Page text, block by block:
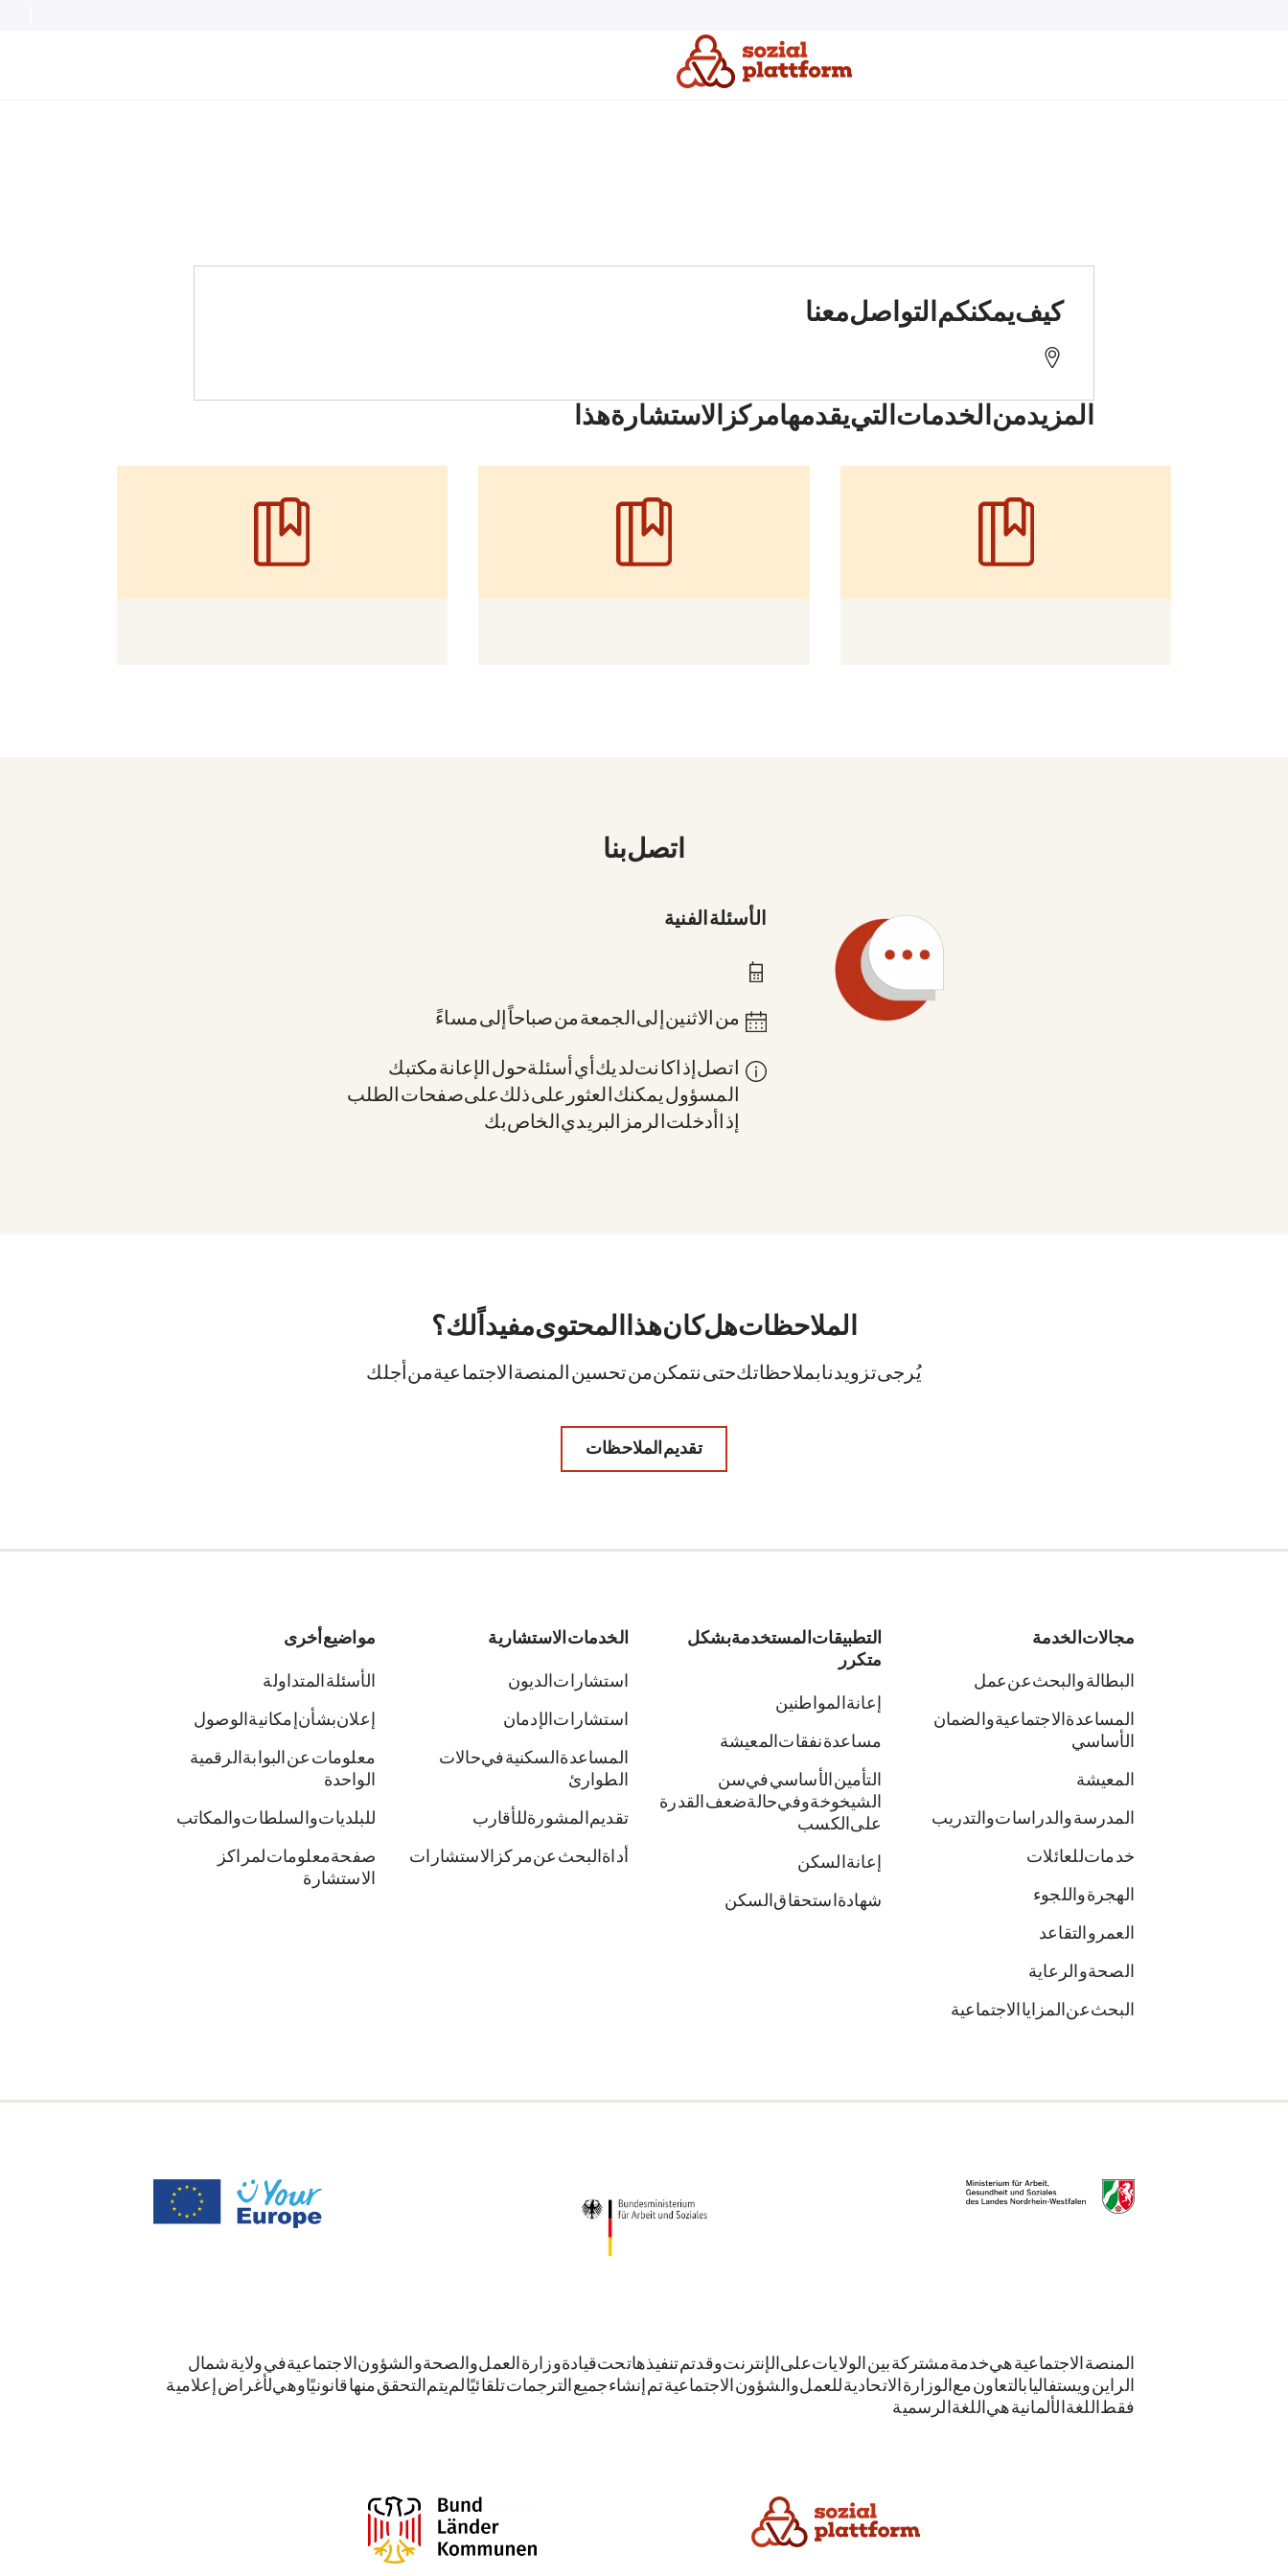
كيف يمكنكم التواصل معنا
المزيد من الخدمات التي يقدمها مركز الاستشارة هذا
اتصل بنا
الأسئلة الفنية
من الاثنين إلى الجمعة من 8 صباحاً إلى 6 مساءً
اتصل إذا كانت لديك أي أسئلة حول الإعانة: مكتبك
المسؤول. يمكنك العثور على ذلك على صفحات الطلب
إذا أدخلت الرمز البريدي الخاص بك.
الملاحظات. هل كان هذا المحتوى مفيداً لك؟
يُرجى تزويدنا بملاحظاتك حتى نتمكن من تحسين المنصة الاجتماعية من أجلك.
تقديم الملاحظات
مجالات الخدمة
البطالة والبحث عن عمل
المساعدة الاجتماعية والضمان
الأساسي
المعيشة
المدرسة والدراسات والتدريب
خدمات للعائلات
الهجرة واللجوء
العمر والتقاعد
الصحة والرعاية
البحث عن المزايا الاجتماعية
التطبيقات المستخدمة بشكل
متكرر
إعانة المواطنين
مساعدة نفقات المعيشة
التأمين الأساسي في سن
الشيخوخة وفي حالة ضعف القدرة
على الكسب
إعانة السكن
شهادة استحقاق السكن
الخدمات الاستشارية
استشارات الديون
استشارات الإدمان
المساعدة السكنية في حالات
الطوارئ
تقديم المشورة للأقارب
أداة البحث عن مركز الاستشارات
مواضيع أخرى
الأسئلة المتداولة
إعلان بشأن إمكانية الوصول
معلومات عن البوابة الرقمية
الواحدة
للبلديات والسلطات والمكاتب
صفحة معلومات لمراكز
الاستشارة
المنصة الاجتماعية هي خدمة مشتركة بين الولايات على الإنترنت. وقد تم تنفيذها تحت قيادة وزارة العمل والصحة والشؤون الاجتماعية في ولاية شمال
الراين-ويستفاليا بالتعاون مع الوزارة الاتحادية للعمل والشؤون الاجتماعية. تم إنشاء جميع الترجمات تلقائيًا. لم يتم التحقق منها قانونيًا وهي لأغراض إعلامية
فقط. اللغة الألمانية هي اللغة الرسمية.